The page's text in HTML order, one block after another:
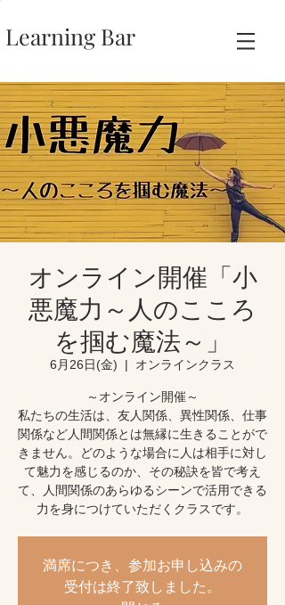
Learning Bar
オンライン開催「小
悪魔力～人のこころ
を掴む魔法～」
6月26日(金)
  |
オンラインクラス
～オンライン開催～
私たちの生活は、友人関係、異性関係、仕事
関係など人間関係とは無縁に生きることがで
きません。どのような場合に人は相手に対し
て魅力を感じるのか、その秘訣を皆で考え
て、人間関係のあらゆるシーンで活用できる
力を身につけていただくクラスです。
満席につき、参加お申し込みの
受付は終了致しました。